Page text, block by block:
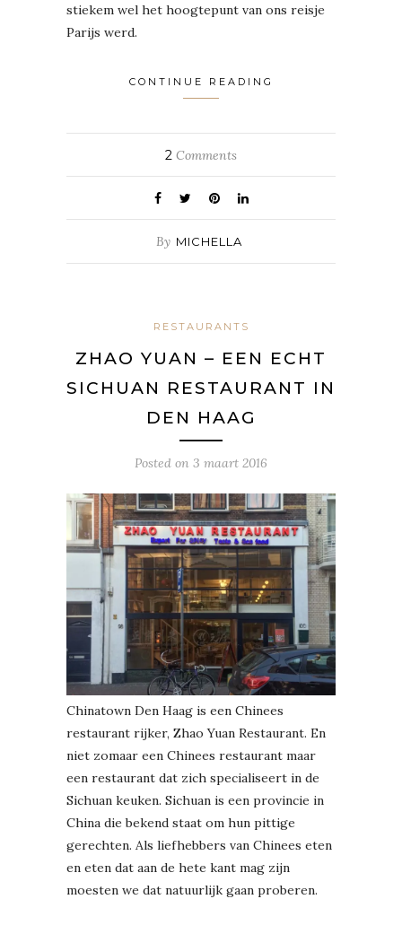
stiekem wel het hoogtepunt van ons reisje
Parijs werd.
CONTINUE READING
2 Comments
By MICHELLA
RESTAURANTS
ZHAO YUAN – EEN ECHT
SICHUAN RESTAURANT IN
DEN HAAG
Posted on 3 maart 2016
Chinatown Den Haag is een Chinees
restaurant rijker, Zhao Yuan Restaurant. En
niet zomaar een Chinees restaurant maar
een restaurant dat zich specialiseert in de
Sichuan keuken. Sichuan is een provincie in
China die bekend staat om hun pittige
gerechten. Als liefhebbers van Chinees eten
en eten dat aan de hete kant mag zijn
moesten we dat natuurlijk gaan proberen.